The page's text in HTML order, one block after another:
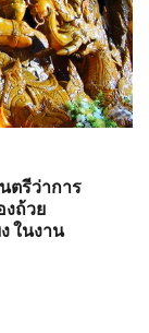
ตรีว่าการ
ถ้วย
ในงาน